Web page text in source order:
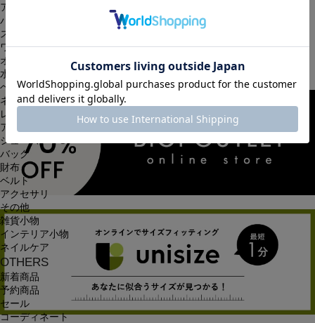
アウター
パンツ
スカート
ワンピース
オールインワン・サロペット
水着
ヘッドウェア
ネックウェア
レッグウェア
アンダーウェア
シューズ
バッグ
財布
ベルト
アクセサリ
その他
雑貨小物
インテリア小物
ネイルケア
OTHERS
新着商品
予約商品
セール
コーディネート